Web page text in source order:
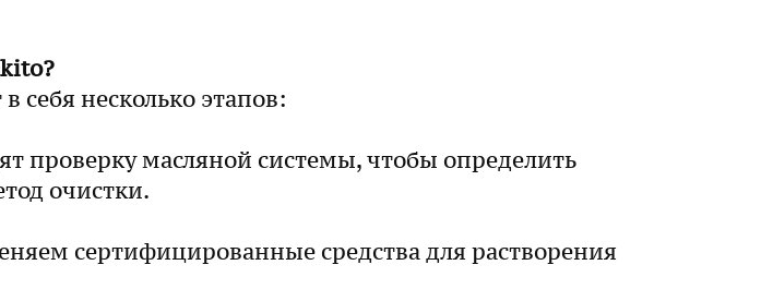
несколько этапов:
проверку масляной системы, чтобы определить
очистки.
сертифицированные средства для растворения